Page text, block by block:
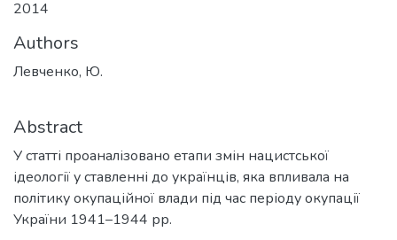
2014
Authors
Левченко, Ю.
Abstract
У статті проаналізовано етапи змін нацистської
ідеології у ставленні до українців, яка впливала на
політику окупаційної влади під час періоду окупації
України 1941–1944 рр.